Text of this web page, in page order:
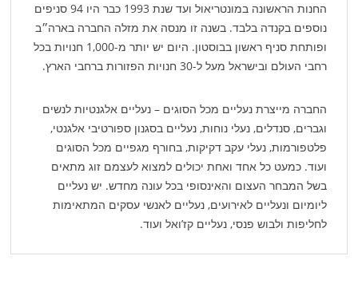
החנות הראשונה במונטריאול ועד שנת 1993 כבר היו 94 סניפים
נוספים בקנדה בלבד. בשנה זו מנסה את מזלה החברה בארה״ב
ופותחת סניף ראשון בבוסטון. היום יש יותר מ-1,000 חנויות בכל
רחבי העולם ובישראל מעל ל-30 חנויות הפזורות ברחבי הארץ.
החברה מייצרת נעליים מכל הסוגים – נעליים אלגנטיות לנשים
וגברים, סנדלים, נעלי נוחות, נעליים בסגנון ספורטיבי אלגנטי,
פלטפורמות, נעלי עקב דקיקות, בחורף מגפיים מכל הסוגים
ועוד. כמעט כל אחד ואחת יכולים למצוא לעצמם זוג מתאים
בשל המבחר העצום והאינסופי בכל עונה מחדש. יש נעליים
ליומיום ונעליים לאירועים, נעליים לאנשי עסקים המתאימות
לחליפות ולבוש פנסי, נעליים קז’ואל ועוד.